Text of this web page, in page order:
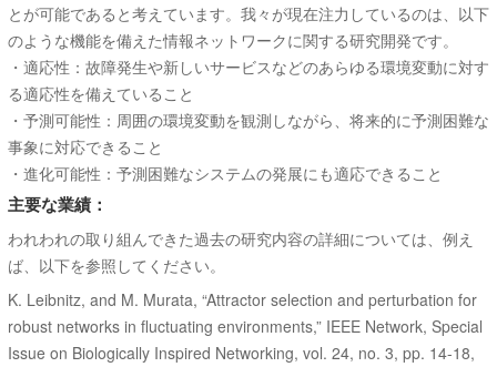
とが可能であると考えています。我々が現在注力しているのは、以下
のような機能を備えた情報ネットワークに関する研究開発です。
・適応性：故障発生や新しいサービスなどのあらゆる環境変動に対す
る適応性を備えていること
・予測可能性：周囲の環境変動を観測しながら、将来的に予測困難な
事象に対応できること
・進化可能性：予測困難なシステムの発展にも適応できること
主要な業績：
われわれの取り組んできた過去の研究内容の詳細については、例え
ば、以下を参照してください。
K. Leibnitz, and M. Murata, “Attractor selection and perturbation for
robust networks in fluctuating environments,” IEEE Network, Special
Issue on Biologically Inspired Networking, vol. 24, no. 3, pp. 14-18,